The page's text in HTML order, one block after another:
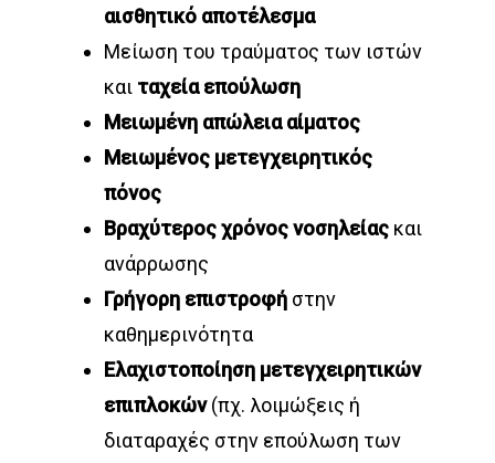
αισθητικό αποτέλεσμα
Μείωση του τραύματος των ιστών
και ταχεία επούλωση
Μειωμένη απώλεια αίματος
Μειωμένος μετεγχειρητικός
πόνος
Βραχύτερος χρόνος νοσηλείας και
ανάρρωσης
Γρήγορη επιστροφή στην
καθημερινότητα
Ελαχιστοποίηση μετεγχειρητικών
επιπλοκών(πχ. λοιμώξεις ή
διαταραχές στην επούλωση των